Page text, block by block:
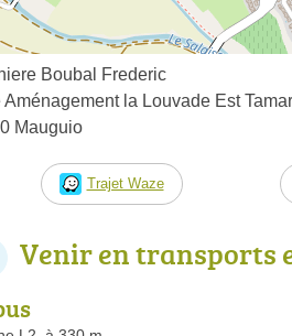
Boubal Frederic
Aménagement la Louvade Est
Mauguio
Trajet Waze
Venir en transports